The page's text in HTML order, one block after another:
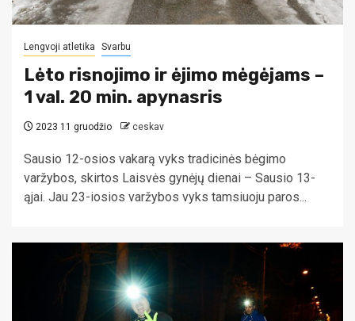
Lengvoji atletika Svarbu
Lėto risnojimo ir ėjimo mėgėjams –
1 val. 20 min. apynasris
2023 11 gruodžio ceskav
Sausio 12-osios vakarą vyks tradicinės bėgimo
varžybos, skirtos Laisvės gynėjų dienai – Sausio 13-
ąjai. Jau 23-iosios varžybos vyks tamsiuoju paros...